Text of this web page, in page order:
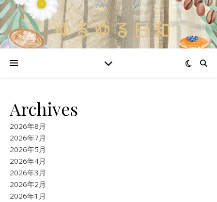
Archives
2026年8月
2026年7月
2026年5月
2026年4月
2026年3月
2026年2月
2026年1月